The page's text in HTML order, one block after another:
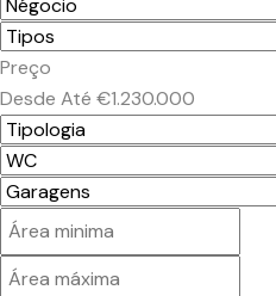
Preço
Desde Até €1.230.000